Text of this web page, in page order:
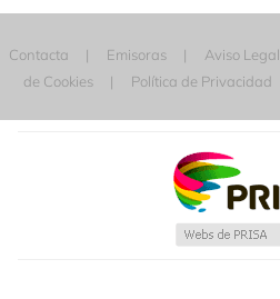
Contacta Emisoras Aviso Legal
de Cookies
Política de Privacidad